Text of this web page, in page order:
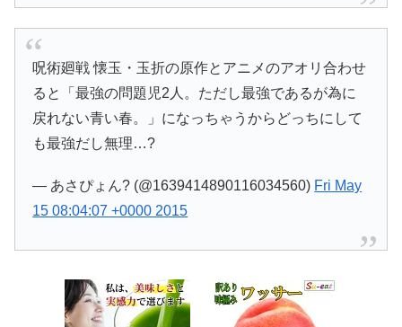
呪術廻戦 懐玉・玉折の原作とアニメのアオリ合わせ
ると「最強の問題児2人。ただし最強であるが為に
戻れない青い春。」になっちゃうからどっちにして
も最強だし無理…?
— あさぴょん? (@1639414890116034560) Fri May
15 08:04:07 +0000 2015